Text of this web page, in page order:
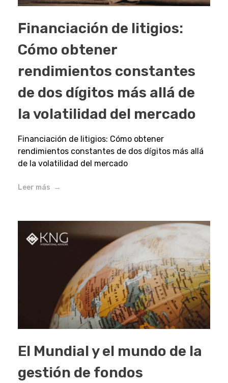
Financiación de litigios:
Cómo obtener
rendimientos constantes
de dos dígitos más allá de
la volatilidad del mercado
Financiación de litigios: Cómo obtener
rendimientos constantes de dos dígitos más allá
de la volatilidad del mercado
Leer más
El Mundial y el mundo de la
gestión de fondos